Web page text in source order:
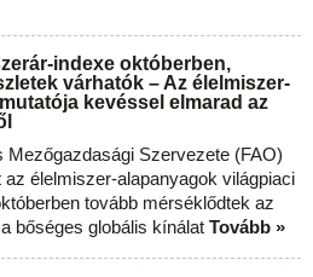
indexe októberben,
várhatók – Az élelmiszer-
kevéssel elmarad az
Szervezete (FAO)
élelmiszer-alapanyagok világpiaci
tovább mérséklődtek az
bőséges globális kínálat Tovább »